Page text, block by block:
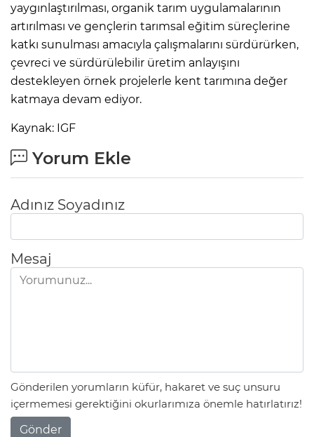
yaygınlaştırılması, organik tarım uygulamalarının
artırılması ve gençlerin tarımsal eğitim süreçlerine
katkı sunulması amacıyla çalışmalarını sürdürürken,
çevreci ve sürdürülebilir üretim anlayışını
destekleyen örnek projelerle kent tarımına değer
katmaya devam ediyor.
Kaynak: IGF
Yorum Ekle
Adınız Soyadınız
Mesaj
Gönderilen yorumların küfür, hakaret ve suç unsuru
içermemesi gerektiğini okurlarımıza önemle hatırlatırız!
Gönder